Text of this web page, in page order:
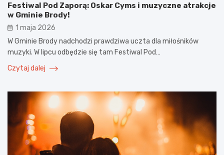
Festiwal Pod Zaporą: Oskar Cyms i muzyczne atrakcje
w Gminie Brody!
1 maja 2026
W Gminie Brody nadchodzi prawdziwa uczta dla miłośników
muzyki. W lipcu odbędzie się tam Festiwal Pod…
Czytaj dalej